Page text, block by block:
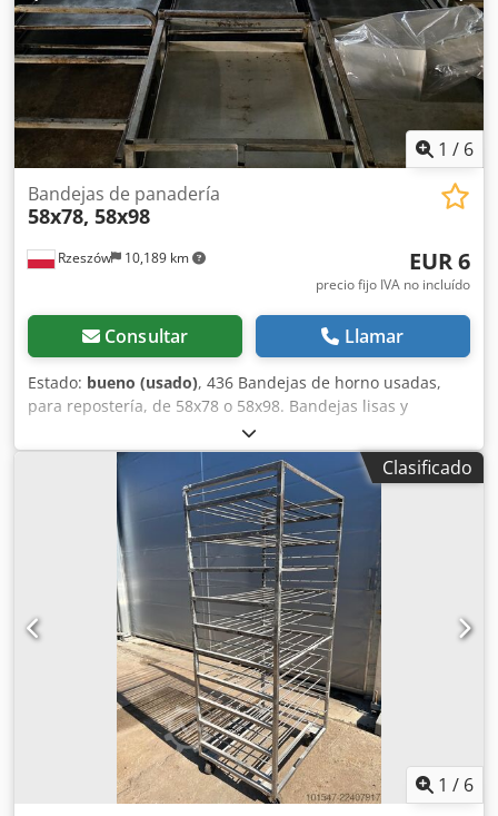
1 / 6
Rzeszów 10,189 km
Bandejas de panadería
58x78, 58x98
EUR 6
precio fijo IVA no incluído
Consultar Llamar
Estado: bueno (usado), 436 Bandejas de horno usadas,
para repostería, de 58x78 o 58x98. Bandejas lisas y
perforadas. El precio indicado es el precio neto. Dcjdszkyp
Dopfx Aftsk HABLAMOS INGLÉS, ALEMÁN, FRANCÉS, RUSO
Y UCRANIANO.
Clasificado
1 / 6